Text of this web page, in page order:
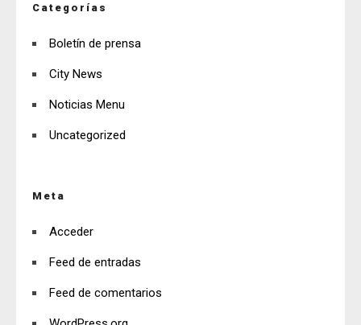
Categorías
Boletín de prensa
City News
Noticias Menu
Uncategorized
Meta
Acceder
Feed de entradas
Feed de comentarios